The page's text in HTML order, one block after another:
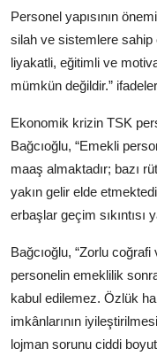
Personel yapısının
silah ve sistemlere sahip
liyakatli, eğitimli ve
mümkün değildir.”
Ekonomik krizin TSK
Bağcıoğlu, “Emekli
maaş almaktadır; bazı
yakın gelir elde
erbaşlar geçim sıkıntısı
Bağcıoğlu, “Zorlu
personelin emeklilik
kabul edilemez. Özlük
imkânlarının
lojman sorunu ciddi